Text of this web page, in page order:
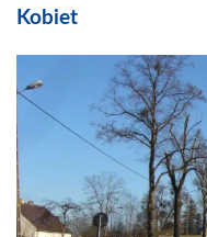
Kobiet